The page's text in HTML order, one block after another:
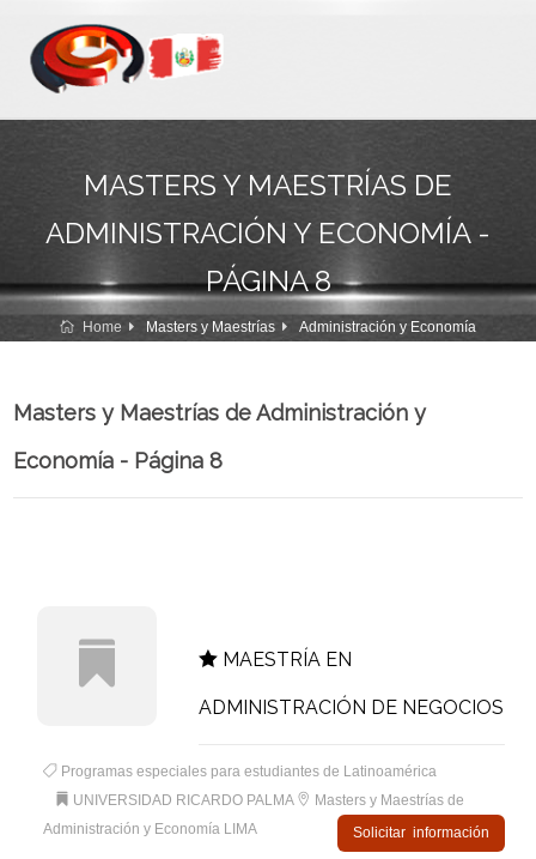
MASTERS Y MAESTRÍAS DE
ADMINISTRACIÓN Y ECONOMÍA -
PÁGINA 8
Home Masters y Maestrías Administración y Economía
Masters y Maestrías de Administración y
Economía - Página 8
MAESTRÍA EN
ADMINISTRACIÓN DE NEGOCIOS
Programas especiales para estudiantes de Latinoamérica
UNIVERSIDAD RICARDO PALMA
Masters y Maestrías de
Administración y Economía LIMA
Solicitar información